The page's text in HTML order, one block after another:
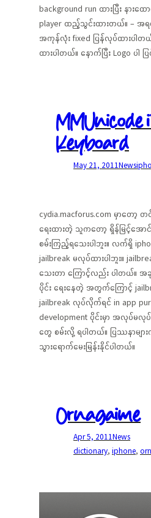
background run ထားပြီး နား
player ထည့်သွင်းထားတယ်။ – အရ
အကုန်လုံး fixed ပြန်လုပ်ထားပါတယ်
ထားပါတယ်။ နောက်ပြီး Logo ပါ
Keyboard
May 21, 2011News
cydia.macforus.com မှာတော့ တ
ရေးထားတဲ့ သူကတော့ ရှိန်မြင့်အော
စမ်းကြည့်ရသေးပါဘူး။ လက်ရှိ
jailbreak မလုပ်ထားပါဘူး။
သေးတာ ကြောင့်လည်း ပါတယ်။ အခု
ပိုင်း ရေးနေတဲ့ အတွက်ကြောင့်
jailbreak လုပ်လိုက်ရင် in app
development ပိုင်းမှာ အလုပ်မလု
တွေ စမ်းလို့ ရပါတယ်။ ပြဿနာများ
သွားရောက်မေးမြန်းနိုင်ပါတယ်။
Ornagaime
Apr 5, 2011News
dictionary, iphone,